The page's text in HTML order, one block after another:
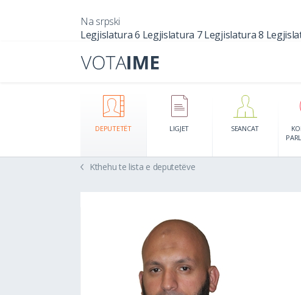
Na srpski
Legjislatura 6 Legjislatura 7 Legjislatura 8
DEPUTETËT LIGJET SEANCAT
Kthehu te lista e deputetëve